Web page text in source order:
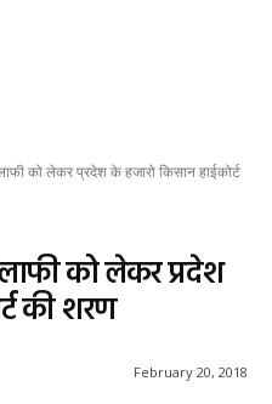
को लेकर प्रदेश के हजारो किसान हाईकोर्ट
को लेकर प्रदेश
की शरण
February 20, 2018